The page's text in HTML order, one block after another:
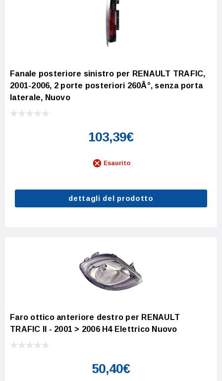
Fanale posteriore sinistro per RENAULT TRAFIC,
2001-2006, 2 porte posteriori 260Â°, senza porta
laterale, Nuovo
103,39€
Esaurito
dettagli del prodotto
Faro ottico anteriore destro per RENAULT
TRAFIC II - 2001 > 2006 H4 Elettrico Nuovo
50,40€